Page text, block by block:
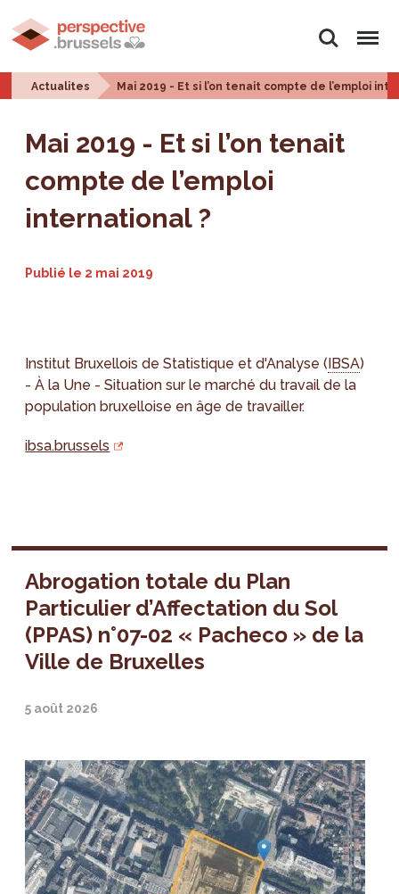
Rechercher
Menu
Actualites Mai 2019 - Et si l’on tenait compte de l’emploi
Mai 2019 - Et si l’on tenait
compte de l’emploi
international ?
Publié le 2 mai 2019
Institut Bruxellois de Statistique et d'Analyse (IBSA)
- À la Une - Situation sur le marché du travail de la
population bruxelloise en âge de travailler.
ibsa.brussels
Abrogation totale du Plan
Particulier d’Affectation du Sol
(PPAS) n°07-02 « Pacheco » de la
Ville de Bruxelles
5 août 2026